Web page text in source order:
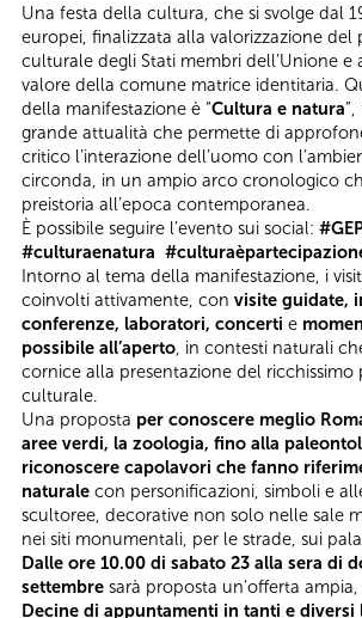
Una festa della cultura, che si svolge dal
europei, finalizzata alla valorizzazione del
culturale degli Stati membri dell’Unione e
valore della comune matrice identitaria.
della manifestazione è “Cultura e natura
grande attualità che permette di
critico l’interazione dell’uomo con
circonda, in un ampio arco cronologico
preistoria all’epoca contemporanea.
È possibile seguire l’evento sui social:
#culturaenatura
Intorno al tema della manifestazione, i
coinvolti attivamente, con visite guidate,
conferenze, laboratori, concerti e
possibile all’aperto , in contesti naturali
cornice alla presentazione del ricchissimo
culturale.
Una proposta per conoscere meglio
aree verdi, la zoologia, fino alla
riconoscere capolavori che fanno
naturale con personificazioni, simboli e
scultoree, decorative non solo nelle sale
nei siti monumentali, per le strade, sui
Dalle ore 10.00 di sabato 23 alla sera di
settembre sarà proposta un’offerta
Decine di appuntamenti in tanti e diversi